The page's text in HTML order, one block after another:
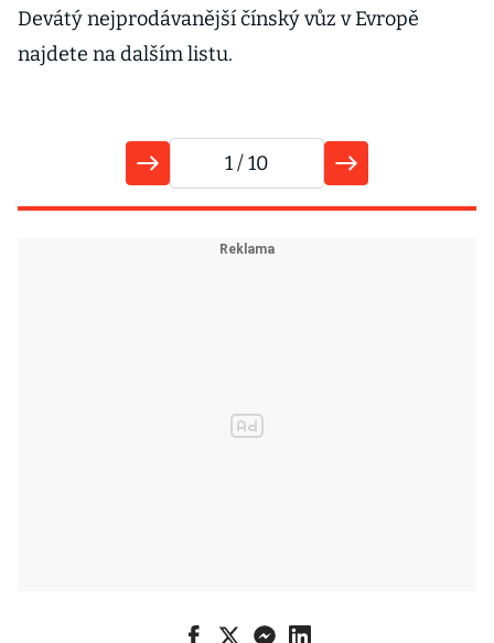
Devátý nejprodávanější čínský vůz v Evropě
najdete na dalším listu.
1/ 10